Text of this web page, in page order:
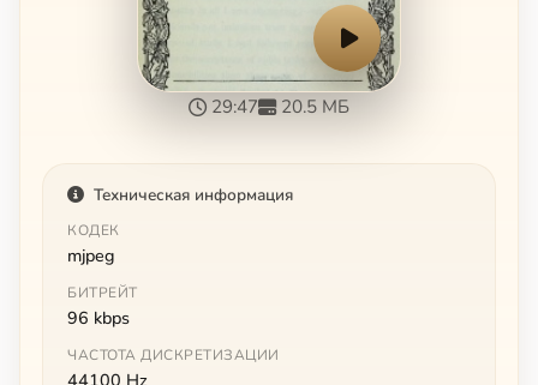
29:47 20.5 МБ
Техническая информация
КОДЕК
mjpeg
БИТРЕЙТ
96 kbps
ЧАСТОТА ДИСКРЕТИЗАЦИИ
44100 Hz